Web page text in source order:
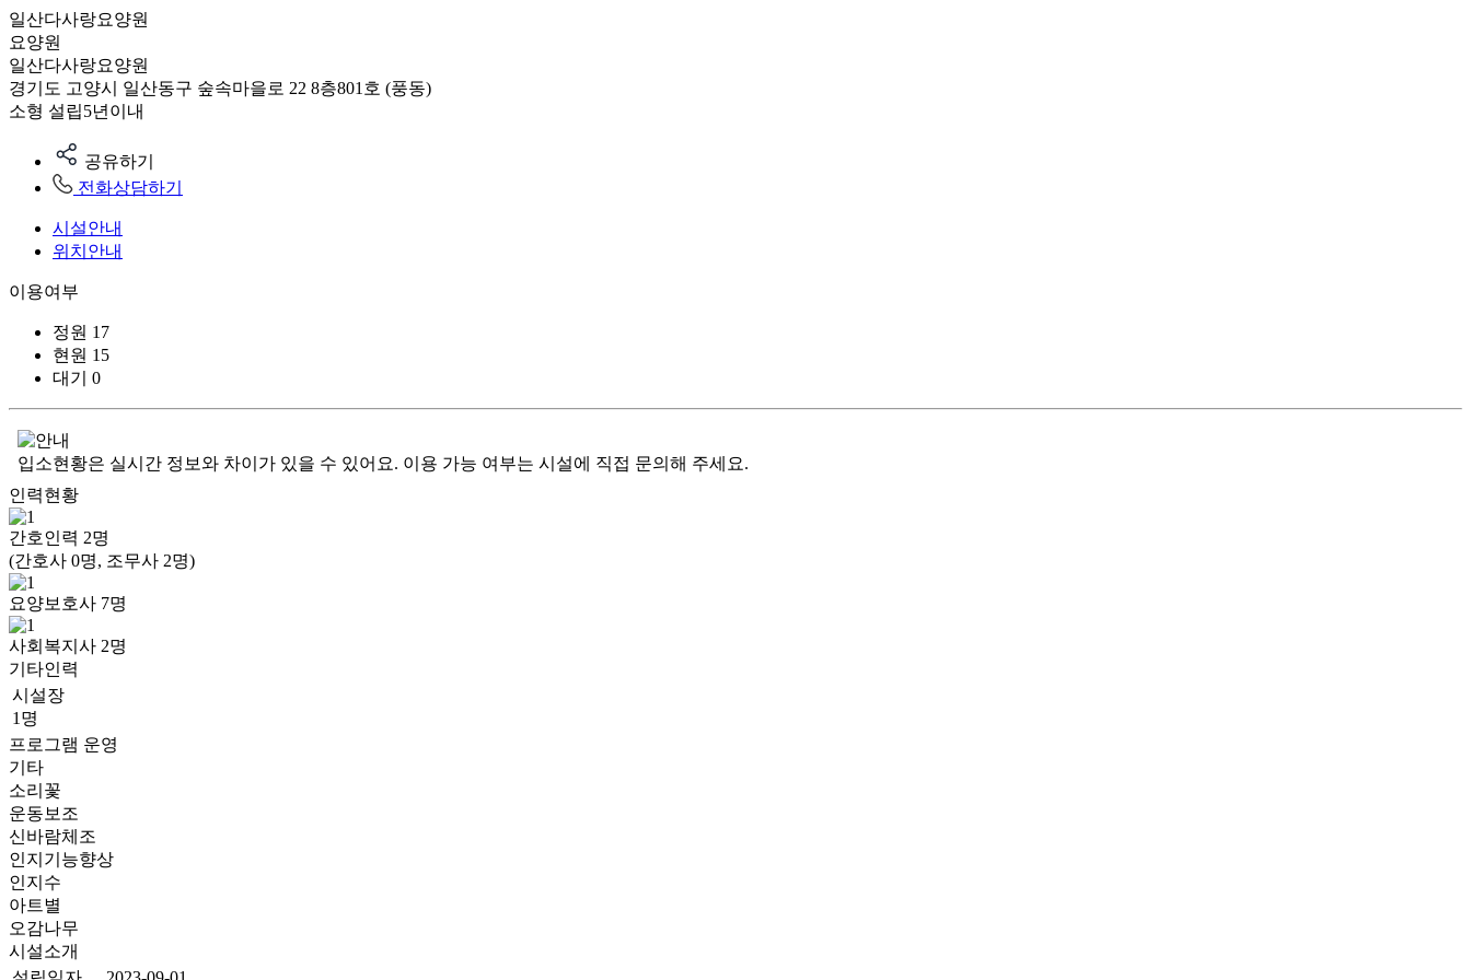
일산다사랑요양원
요양원
일산다사랑요양원
경기도 고양시 일산동구 숲속마을로 22 8층801호 (풍동)
소형 설립5년이내
공유하기
전화상담하기
시설안내
위치안내
이용여부
정원 17
현원 15
대기
0
입소현황은 실시간 정보와 차이가 있을 수 있어요. 이용 가능 여부는 시설에 직접 문의해 주세요.
인력현황
간호인력 2명
(간호사 0명, 조무사 2명)
요양보호사 7명
사회복지사 2명
기타인력
시설장
1명
프로그램 운영
기타
소리꽃
운동보조
신바람체조
인지기능향상
인지수
아트별
오감나무
시설소개